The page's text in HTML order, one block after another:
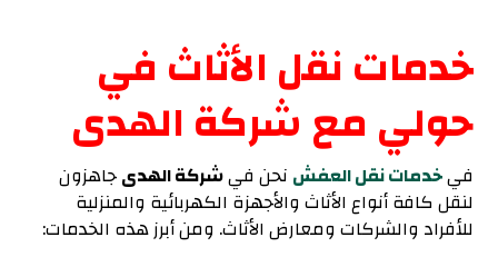
خدمات نقل الأثاث في
حولي مع شركة الهدى
فيخدمات نقل العفش نحن فيشركة الهدىجاهزون
لنقل كافة أنواع الأثاث والأجهزة الكهربائية والمنزلية
للأفراد والشركات ومعارض الأثاث. ومن أبرز هذه الخدمات: